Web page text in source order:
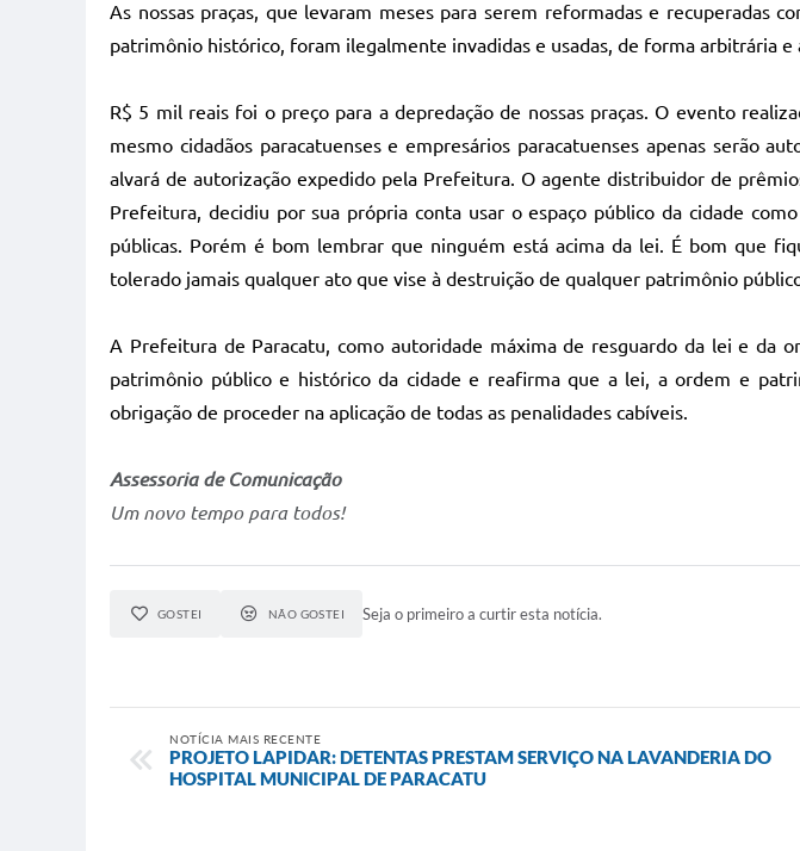
As nossas praças, que levaram meses para serem reformadas e recuperadas
patrimônio histórico, foram ilegalmente invadidas e usadas, de forma arbitrária
R$ 5 mil reais foi o preço para a depredação de nossas praças. O evento
mesmo cidadãos paracatuenses e empresários paracatuenses apenas serão
alvará de autorização expedido pela Prefeitura. O agente distribuidor de
Prefeitura, decidiu por sua própria conta usar o espaço público da cidade
públicas. Porém é bom lembrar que ninguém está acima da lei. É bom que
tolerado jamais qualquer ato que vise à destruição de qualquer patrimônio
A Prefeitura de Paracatu, como autoridade máxima de resguardo da lei e da
patrimônio público e histórico da cidade e reafirma que a lei, a ordem e
obrigação de proceder na aplicação de todas as penalidades cabíveis.
Assessoria de Comunicação
Um novo tempo para todos!
GOSTEI NÃO GOSTEI Seja o primeiro a curtir esta notícia.
NOTÍCIA MAIS RECENTE
PROJETO LAPIDAR: DETENTAS PRESTAM SERVIÇO NA LAVANDERIA DO
HOSPITAL MUNICIPAL DE PARACATU